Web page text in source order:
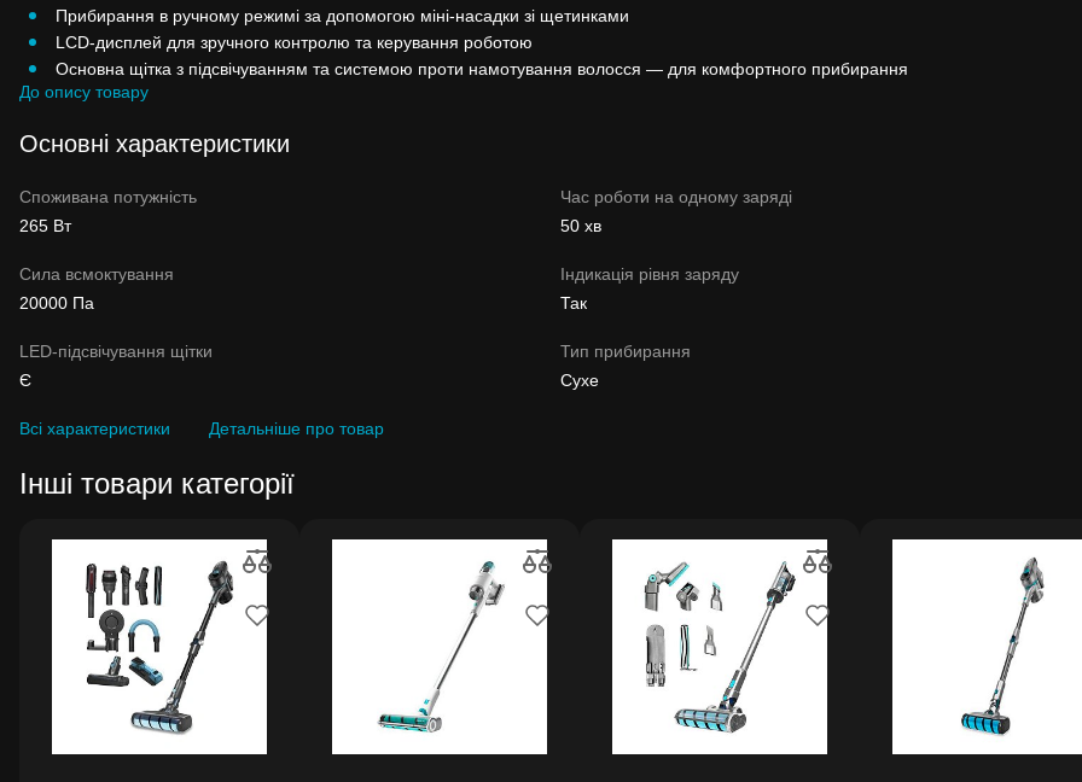
Прибирання в ручному режимі за допомогою міні-насадки зі щетинками
LCD-дисплей для зручного контролю та керування роботою
Основна щітка з підсвічуванням та системою проти намотування волосся — для комфортного прибирання
До опису товару
Основні характеристики
Споживана потужність
265 Вт
Час роботи на одному заряді
50 хв
Сила всмоктування
20000 Па
Індикація рівня заряду
Так
LED-підсвічування щітки
Є
Тип прибирання
Сухе
Всі характеристики Детальніше про товар
Інші товари категорії